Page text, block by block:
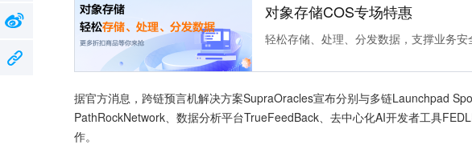
对象存储COS专场特惠
轻松存储、处理、分发数据，支撑业务安
据官方消息，跨链预言机解决方案SupraOracles宣布分别与多链Launchpad
PathRockNetwork、数据分析平台TrueFeedBack、去中心化AI开发者工具
作。